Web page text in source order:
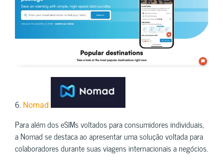
6. Nomad
Para além dos eSIMs voltados para consumidores individuais,
a Nomad se destaca ao apresentar uma solução voltada para
colaboradores durante suas viagens internacionais a negócios.